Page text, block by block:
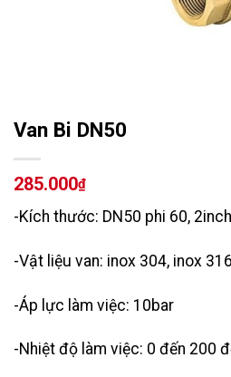
Van Bi DN50
285.000₫
-Kích thước: DN50 phi 60, 2inch
-Vật liệu van: inox 304, inox
-Áp lực làm việc: 10bar
-Nhiệt độ làm việc: 0 đến 200